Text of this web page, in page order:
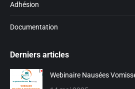
Adhésion
Documentation
Derniers articles
Webinaire Nausées